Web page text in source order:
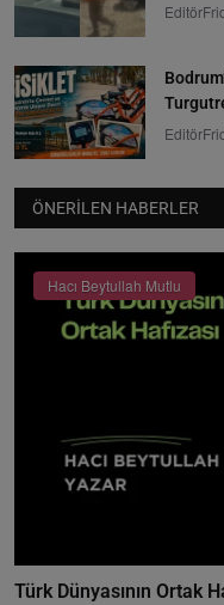
Editör
Editör
ÖNERILEN HABERLER
Hacı Beytullah Mutlu
Türk Dünyasının Ortak